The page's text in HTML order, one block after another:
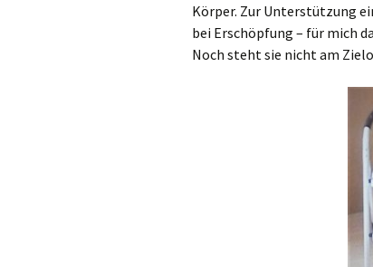
Körper. Zur Unterstützung
bei Erschöpfung – für mich
Noch steht sie nicht am